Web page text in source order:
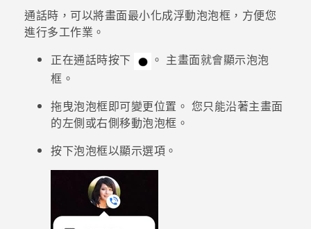
優惠專區
焦點訊息
企業採購
銷售門市
VIVELAND
通話時，可以將畫面最小化成浮動泡泡框，方便您
進行多工作業。
正在通話時按下
。 主畫面就會顯示泡泡
框。
拖曳泡泡框即可變更位置。 您只能沿著主畫面
的左側或右側移動泡泡框。
按下泡泡框以顯示選項。